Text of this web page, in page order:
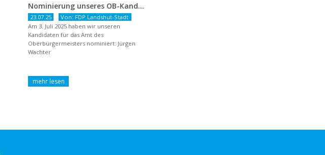
Nominierung unseres OB-Kandidaten
23.07.25
Von: FDP Landshut-Stadt
Am 3. Juli 2025 haben wir unseren
Kandidaten für das Amt des
Oberbürgermeisters nominiert: Jürgen
Wachter